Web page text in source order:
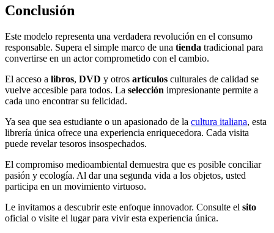
Conclusión
Este modelo representa una verdadera revolución en el consumo
responsable. Supera el simple marco de una tienda tradicional para
convertirse en un actor comprometido con el cambio.
El acceso a libros, DVD y otros artículos culturales de calidad se
vuelve accesible para todos. La selección impresionante permite a
cada uno encontrar su felicidad.
Ya sea que sea estudiante o un apasionado de la cultura italiana, esta
librería única ofrece una experiencia enriquecedora. Cada visita
puede revelar tesoros insospechados.
El compromiso medioambiental demuestra que es posible conciliar
pasión y ecología. Al dar una segunda vida a los objetos, usted
participa en un movimiento virtuoso.
Le invitamos a descubrir este enfoque innovador. Consulte el sito
oficial o visite el lugar para vivir esta experiencia única.